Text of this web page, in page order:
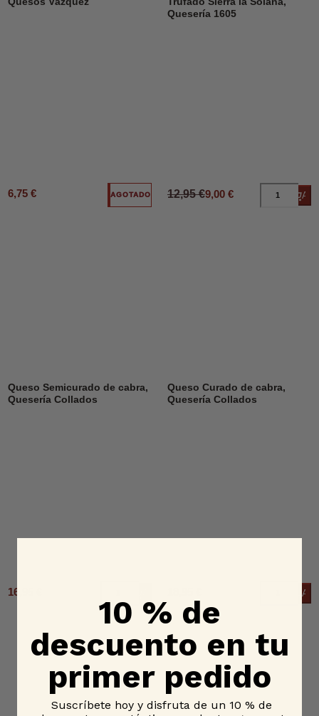
6,75 € AGOTADO
Quesería 1605
12,95 €9,00 €
Queso Semicurado de cabra,
Quesería Collados
16,95 €
Queso Curado de cabra,
Quesería Collados
10 % de
descuento en tu
primer pedido
Suscríbete hoy y disfruta de un 10 % de